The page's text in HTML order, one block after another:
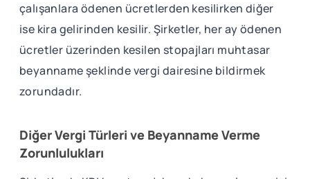
çalışanlara ödenen ücretlerden kesilirken diğer
ise kira gelirinden kesilir. Şirketler, her ay ödenen
ücretler üzerinden kesilen stopajları muhtasar
beyanname şeklinde vergi dairesine bildirmek
zorundadır.
Diğer Vergi Türleri ve Beyanname Verme
Zorunlulukları